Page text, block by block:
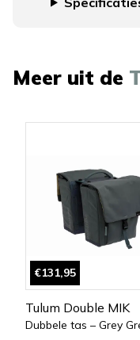
Meer uit de
€131,95
Tulum Double MIK
Dubbele tas – Grey